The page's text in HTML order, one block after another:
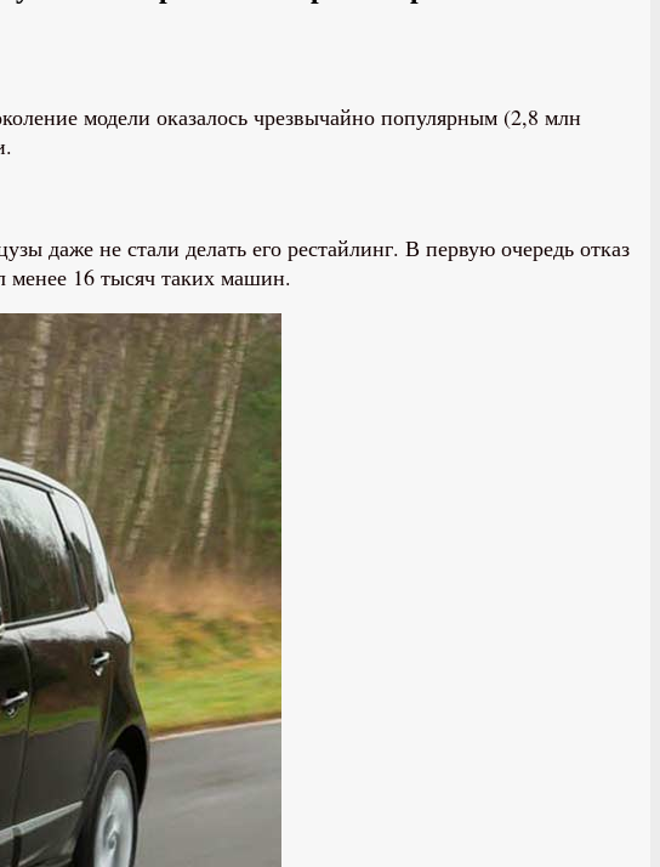
модели оказалось чрезвычайно популярным (2,8 млн
даже не стали делать его рестайлинг. В первую очередь отказ
менее 16 тысяч таких машин.